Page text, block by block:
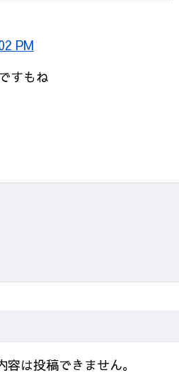
PM
すもね
は投稿できません。